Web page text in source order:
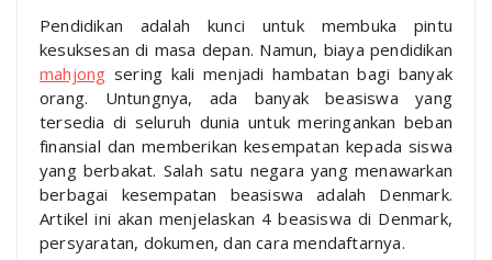
Pendidikan adalah kunci untuk membuka pintu
kesuksesan di masa depan. Namun, biaya pendidikan
mahjong sering kali menjadi hambatan bagi banyak
orang. Untungnya, ada banyak beasiswa yang
tersedia di seluruh dunia untuk meringankan beban
finansial dan memberikan kesempatan kepada siswa
yang berbakat. Salah satu negara yang menawarkan
berbagai kesempatan beasiswa adalah Denmark.
Artikel ini akan menjelaskan 4 beasiswa di Denmark,
persyaratan, dokumen, dan cara mendaftarnya.